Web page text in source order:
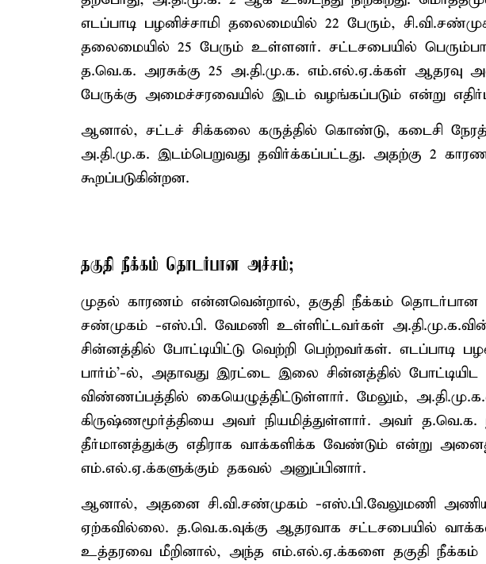
எடப்பாடி பழனிச்சாமி தலைமையில் 22 பேரும்,
தலைமையில் 25 பேரும் உள்ளனர். சட்டசபையில்
த.வெ.க. அரசுக்கு 25 அ.தி.மு.க. எம்.எல்.ஏ.க்கள் ஆதரவு
பேருக்கு அமைச்சரவையில் இடம் வழங்கப்படும் என்று
ஆனால், சட்டச் சிக்கலை கருத்தில் கொண்டு, கடைசி
அ.தி.மு.க. இடம்பெறுவது தவிர்க்கப்பட்டது. அதற்கு 2
கூறப்படுகின்றன.
தகுதி நீக்கம் தொடர்பான அச்சம்;
முதல் காரணம் என்னவென்றால், தகுதி நீக்கம் தொடர்பான
சண்முகம் -எஸ்.பி. வேமணி உள்ளிட்டவர்கள்
சின்னத்தில் போட்டியிட்டு வெற்றி பெற்றவர்கள். எடப்பாடி
பார்ம்'-ல், அதாவது இரட்டை இலை சின்னத்தில்
விண்ணப்பத்தில் கையெழுத்திட்டுள்ளார். மேலும்,
கிருஷ்ணமூர்த்தியை அவர் நியமித்துள்ளார். அவர் த.வெ.க.
தீர்மானத்துக்கு எதிராக வாக்களிக்க வேண்டும் என்று
எம்.எல்.ஏ.க்களுக்கும் தகவல் அனுப்பினார்.
ஆனால், அதனை சி.வி.சண்முகம் -எஸ்.பி.வேலுமணி
ஏற்கவில்லை. த.வெ.க.வுக்கு ஆதரவாக சட்டசபையில்
உத்தரவை மீறினால், அந்த எம்.எல்.ஏ.க்களை தகுதி நீக்கம்